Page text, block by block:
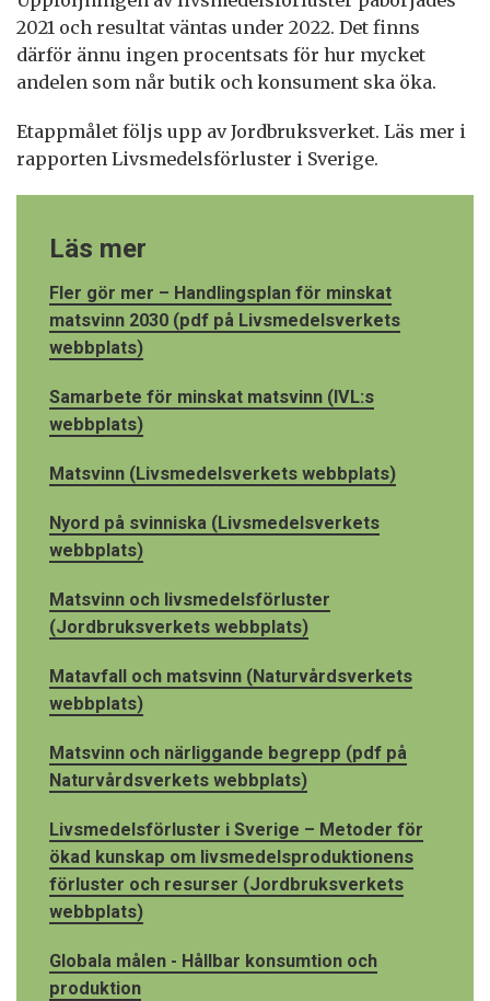
2021 och resultat väntas under 2022. Det finns
därför ännu ingen procentsats för hur mycket
andelen som når butik och konsument ska öka.
Etappmålet följs upp av Jordbruksverket. Läs mer i
rapporten Livsmedelsförluster i Sverige.
Läs mer
Fler gör mer – Handlingsplan för minskat
matsvinn 2030 (pdf på Livsmedelsverkets
webbplats)
Samarbete för minskat matsvinn (IVL:s
webbplats)
Matsvinn (Livsmedelsverkets webbplats)
Nyord på svinniska (Livsmedelsverkets
webbplats)
Matsvinn och livsmedelsförluster
(Jordbruksverkets webbplats)
Matavfall och matsvinn (Naturvårdsverkets
webbplats)
Matsvinn och närliggande begrepp (pdf på
Naturvårdsverkets webbplats)
Livsmedelsförluster i Sverige – Metoder för
ökad kunskap om livsmedelsproduktionens
förluster och resurser (Jordbruksverkets
webbplats)
Globala målen - Hållbar konsumtion och
produktion